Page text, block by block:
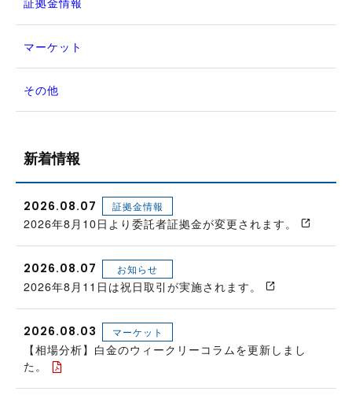
マーケット
その他
新着情報
2026.08.07 証拠金情報
2026年8月10日より委託者証拠金が変更されます。
2026.08.07 お知らせ
2026年8月11日は祝日取引が実施されます。
2026.08.03 マーケット
【相場分析】白金のウィークリーコラムを更新しまし
た。